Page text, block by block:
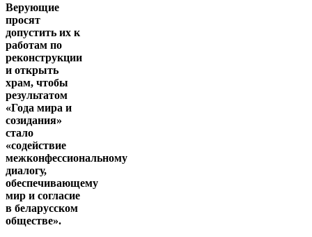
Верующие
просят
допустить их к
работам по
реконструкции
и открыть
храм, чтобы
результатом
«Года мира и
созидания»
стало
«содействие
межконфессиональному
диалогу,
обеспечивающему
мир и согласие
в беларусском
обществе».